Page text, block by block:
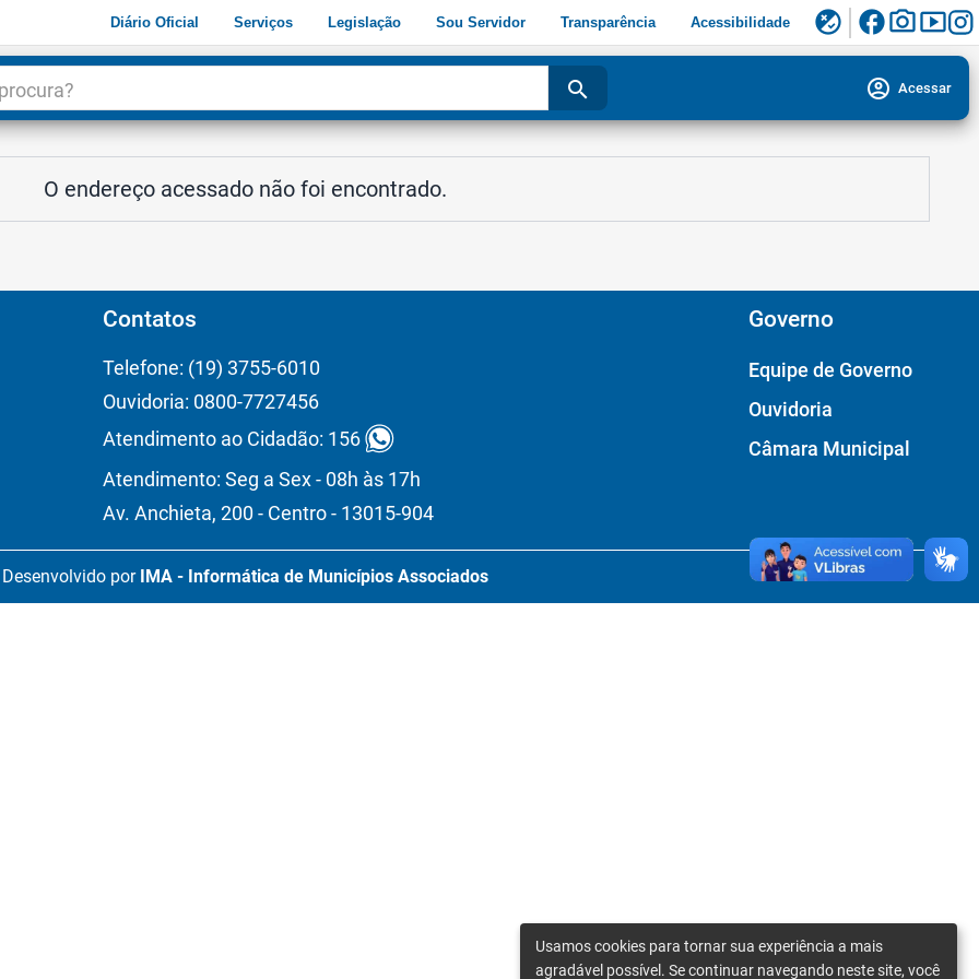
Diário Oficial Serviços Legislação Sou Servidor Transparência Acessibilidade flaky facebookphoto_camerasmart_display
search account_circle Acessar
O endereço acessado não foi encontrado.
Contatos
Telefone: (19) 3755-6010
Ouvidoria: 0800-7727456
Atendimento ao Cidadão: 156
Atendimento: Seg a Sex - 08h às 17h
Av. Anchieta, 200 - Centro - 13015-904
Governo
Equipe de Governo
Ouvidoria
Câmara Municipal
Desenvolvido por IMA - Informática de Municípios Associados
Usamos cookies para tornar sua experiência a mais
agradável possível. Se continuar navegando neste site, você